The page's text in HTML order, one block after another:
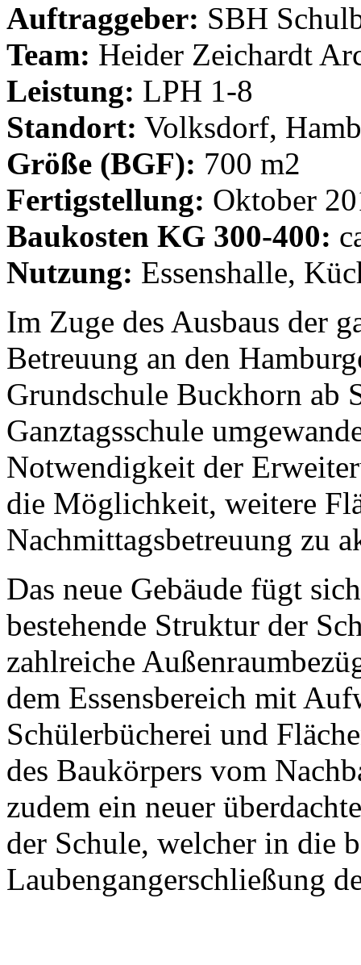
Auftraggeber: SBH
Team: Heider Zeichardt
Leistung: LPH 1-8
Standort: Volksdorf,
Größe (BGF): 700 m2
Fertigstellung: Oktober
Baukosten KG 300-400:
Nutzung: Essenshalle,
Im Zuge des Ausbaus der
Betreuung an den
Grundschule Buckhorn ab
Ganztagsschule
Notwendigkeit der
die Möglichkeit, weitere
Nachmittagsbetreuung zu
Das neue Gebäude fügt
bestehende Struktur der
zahlreiche
dem Essensbereich mit
Schülerbücherei und
des Baukörpers vom
zudem ein neuer
der Schule, welcher in die
Laubengangerschließung